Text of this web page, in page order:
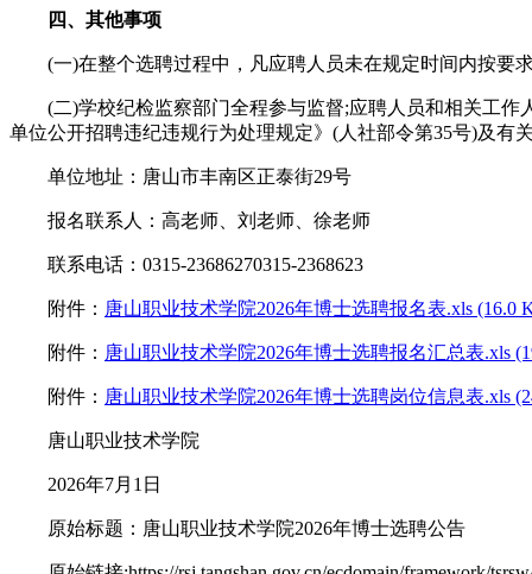
四、其他事项
(一)在整个选聘过程中，凡应聘人员未在规定时间内按要
(二)学校纪检监察部门全程参与监督;应聘人员和相关工作
单位公开招聘违纪违规行为处理规定》(人社部令第35号)及有
单位地址：唐山市丰南区正泰街29号
报名联系人：高老师、刘老师、徐老师
联系电话：0315-23686270315-2368623
附件： 唐山职业技术学院2026年博士选聘报名表.xls (16.0
附件： 唐山职业技术学院2026年博士选聘报名汇总表.xls
附件： 唐山职业技术学院2026年博士选聘岗位信息表.xls
唐山职业技术学院
2026年7月1日
原始标题：唐山职业技术学院2026年博士选聘公告